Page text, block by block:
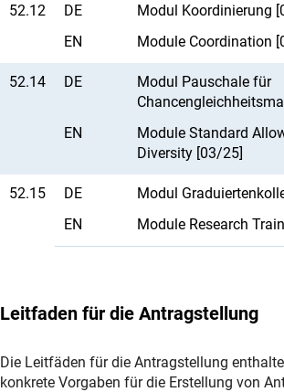
52.12 DE
Modul Koordinierung
EN
Module Coordination
52.14 DE
Modul Pauschale für
EN
Module Standard
Diversity [03/25]
52.15 DE
Modul
EN
Module Research
Leitfaden für die Antragstellung
Die Leitfäden für die Antragstellung
konkrete Vorgaben für die Erstellung von